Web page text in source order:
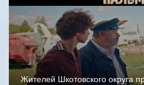
Жителей Шкотовского округа